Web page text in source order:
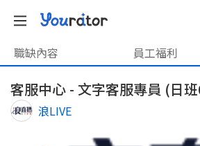
職缺內容 員工福利
客服中心 - 文字客服專員 (日
浪LIVE